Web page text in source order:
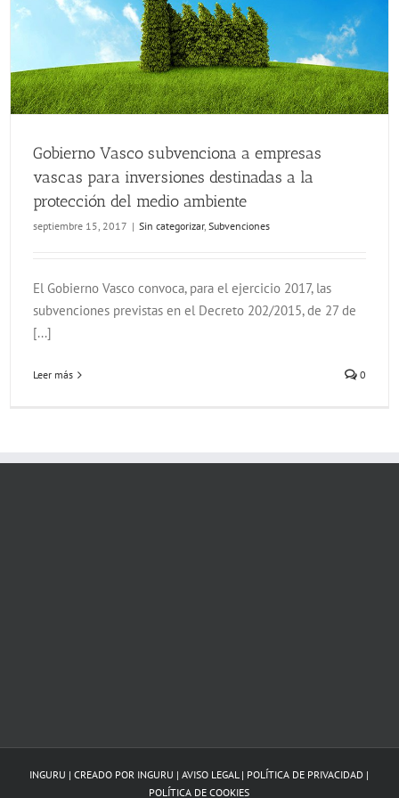
Gobierno Vasco subvenciona a empresas
vascas para inversiones destinadas a la
protección del medio ambiente
septiembre 15, 2017 | Sin categorizar,Subvenciones
El Gobierno Vasco convoca, para el ejercicio 2017, las
subvenciones previstas en el Decreto 202/2015, de 27 de
[...]
Leer más 0
INGURU | CREADO POR INGURU |AVISO LEGAL | POLÍTICA DE PRIVACIDAD |
POLÍTICA DE COOKIES